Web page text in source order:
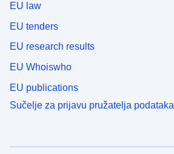
EU law
EU tenders
EU research results
EU Whoiswho
EU publications
Sučelje za prijavu pružatelja podataka